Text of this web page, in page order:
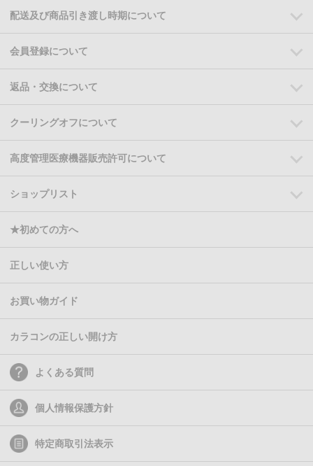
配送及び商品引き渡し時期について
会員登録について
返品・交換について
クーリングオフについて
高度管理医療機器販売許可について
ショップリスト
★初めての方へ
正しい使い方
お買い物ガイド
カラコンの正しい開け方
よくある質問
個人情報保護方針
特定商取引法表示